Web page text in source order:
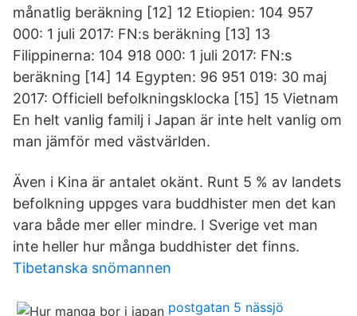
månatlig beräkning [12] 12 Etiopien: 104 957
000: 1 juli 2017: FN:s beräkning [13] 13
Filippinerna: 104 918 000: 1 juli 2017: FN:s
beräkning [14] 14 Egypten: 96 951 019: 30 maj
2017: Officiell befolkningsklocka [15] 15 Vietnam
En helt vanlig familj i Japan är inte helt vanlig om
man jämför med västvärlden.
Även i Kina är antalet okänt. Runt 5 % av landets
befolkning uppges vara buddhister men det kan
vara både mer eller mindre. I Sverige vet man
inte heller hur många buddhister det finns.
Tibetanska snömannen
postgatan 5 nässjö